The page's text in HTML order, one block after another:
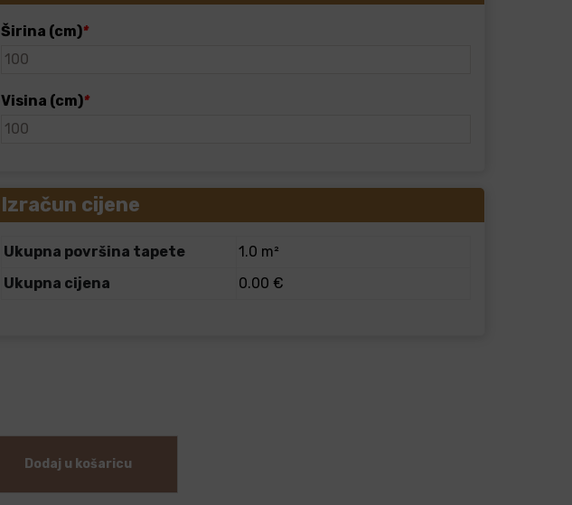
Širina (cm)*
Visina (cm)*
Izračun cijene
Ukupna površina tapete
1.0 m²
Ukupna cijena
0.00 €
Dodaj u košaricu